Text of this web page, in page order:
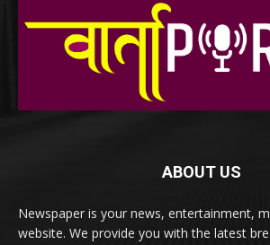
ABOUT US
Newspaper is your news, entertainment,
website. We provide you with the latest